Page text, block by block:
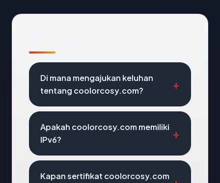
Di mana mengajukan keluhan
tentang coolorcosy.com?
Apakah coolorcosy.com memiliki
IPv6?
Kapan sertifikat coolorcosy.com